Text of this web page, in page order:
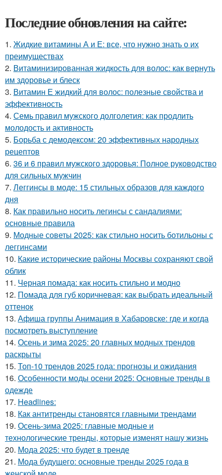
Последние обновления на сайте:
1. Жидкие витамины А и Е: все, что нужно знать о их
преимуществах
2. Витаминизированная жидкость для волос: как вернуть
им здоровье и блеск
3. Витамин Е жидкий для волос: полезные свойства и
эффективность
4. Семь правил мужского долголетия: как продлить
молодость и активность
5. Борьба с демодексом: 20 эффективных народных
рецептов
6. 36 и 6 правил мужского здоровья: Полное руководство
для сильных мужчин
7. Леггинсы в моде: 15 стильных образов для каждого
дня
8. Как правильно носить легинсы с сандалиями:
основные правила
9. Модные советы 2025: как стильно носить ботильоны с
леггинсами
10. Какие исторические районы Москвы сохраняют свой
облик
11. Черная помада: как носить стильно и модно
12. Помада для губ коричневая: как выбрать идеальный
оттенок
13. Афиша группы Анимация в Хабаровске: где и когда
посмотреть выступление
14. Осень и зима 2025: 20 главных модных трендов
раскрыты
15. Топ-10 трендов 2025 года: прогнозы и ожидания
16. Особенности моды осени 2025: Основные тренды в
одежде
17. Headlines:
18. Как антитренды становятся главными трендами
19. Осень-зима 2025: главные модные и
технологические тренды, которые изменят нашу жизнь
20. Мода 2025: что будет в тренде
21. Мода будущего: основные тренды 2025 года в